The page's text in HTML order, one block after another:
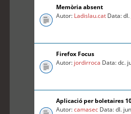
Memòria absent
Autor: Ladislau.cat Data:
Firefox Focus
Autor: jordirroca Data: dc.
Aplicació per boletaires
Autor:camasec Data: dl.